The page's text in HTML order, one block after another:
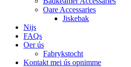
Oare Accessaries
Jiskebak
Nijs
FAQs
Oer ús
Fabrykstocht
Kontakt mei ús opnimme